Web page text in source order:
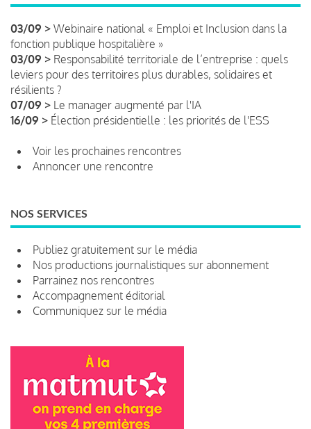
03/09 > Webinaire national « Emploi et Inclusion dans la
fonction publique hospitalière »
03/09 > Responsabilité territoriale de l’entreprise : quels
leviers pour des territoires plus durables, solidaires et
résilients ?
07/09 > Le manager augmenté par l'IA
16/09 > Élection présidentielle : les priorités de l'ESS
Voir les prochaines rencontres
Annoncer une rencontre
NOS SERVICES
Publiez gratuitement sur le média
Nos productions journalistiques sur abonnement
Parrainez nos rencontres
Accompagnement éditorial
Communiquez sur le média